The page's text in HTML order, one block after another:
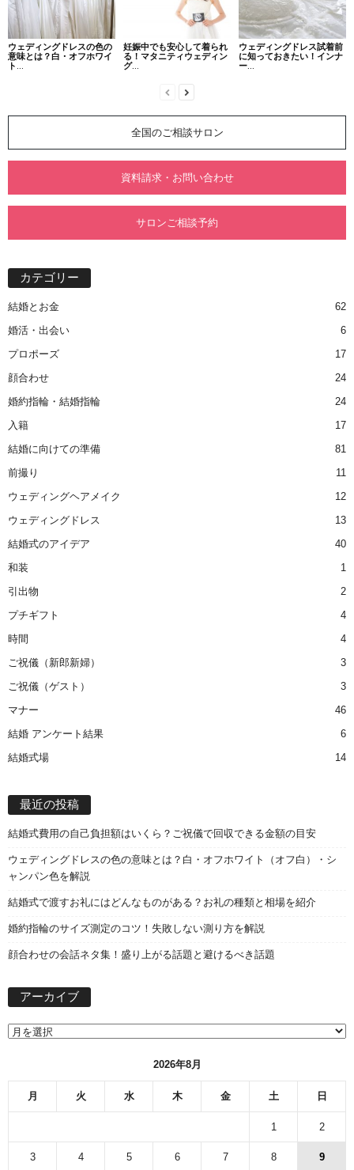
ウェディングドレスの色の
意味とは？白・オフホワイ
ト...
妊娠中でも安心して着られ
る！マタニティウェディン
グ...
ウェディングドレス試着前
に知っておきたい！インナ
ー...
全国のご相談サロン
資料請求・お問い合わせ
サロンご相談予約
カテゴリー
結婚とお金
62
婚活・出会い
6
プロポーズ
17
顔合わせ
24
婚約指輪・結婚指輪
24
入籍
17
結婚に向けての準備
81
前撮り
11
ウェディングヘアメイク
12
ウェディングドレス
13
結婚式のアイデア
40
和装
1
引出物
2
プチギフト
4
時間
4
ご祝儀（新郎新婦）
3
ご祝儀（ゲスト）
3
マナー
46
結婚 アンケート結果
6
結婚式場
14
最近の投稿
結婚式費用の自己負担額はいくら？ご祝儀で回収できる金額の目安
ウェディングドレスの色の意味とは？白・オフホワイト（オフ白）・シ
ャンパン色を解説
結婚式で渡すお礼にはどんなものがある？お礼の種類と相場を紹介
婚約指輪のサイズ測定のコツ！失敗しない測り方を解説
顔合わせの会話ネタ集！盛り上がる話題と避けるべき話題
アーカイブ
2026年8月
月 火 水 木 金 土 日
1 2
3 4 5 6 7 8 9